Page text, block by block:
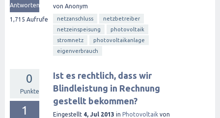
Antworten
1,715 Aufrufe
von Anonym
netzanschluss
netzbetreiber
netzeinspeisung
photovoltaik
stromnetz
photovoltaikanlage
eigenverbrauch
0
Punkte
1
Ist es rechtlich, dass wir
Blindleistung in Rechnung
gestellt bekommen?
Eingestellt 4, Jul 2013 in Photovoltaik von